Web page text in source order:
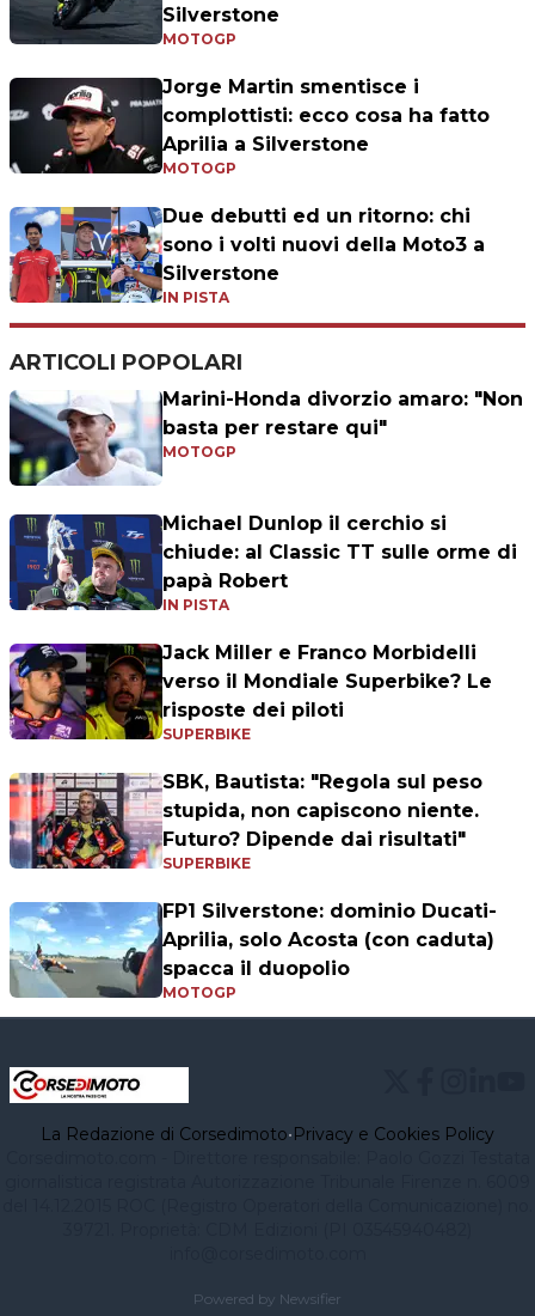
Silverstone
MOTOGP
Jorge Martin smentisce i
complottisti: ecco cosa ha fatto
Aprilia a Silverstone
MOTOGP
Due debutti ed un ritorno: chi
sono i volti nuovi della Moto3 a
Silverstone
IN PISTA
ARTICOLI POPOLARI
Marini-Honda divorzio amaro: "Non
basta per restare qui"
MOTOGP
Michael Dunlop il cerchio si
chiude: al Classic TT sulle orme di
papà Robert
IN PISTA
Jack Miller e Franco Morbidelli
verso il Mondiale Superbike? Le
risposte dei piloti
SUPERBIKE
SBK, Bautista: "Regola sul peso
stupida, non capiscono niente.
Futuro? Dipende dai risultati"
SUPERBIKE
FP1 Silverstone: dominio Ducati-
Aprilia, solo Acosta (con caduta)
spacca il duopolio
MOTOGP
La Redazione di Corsedimoto•Privacy e Cookies Policy
Powered by Newsifier